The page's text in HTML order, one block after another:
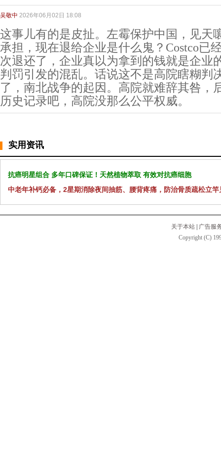
吴敬中 2026年06月02日 18:08
这事儿有的是皮扯。左霉保护中国，见天
承担，现在退给企业是什么鬼？Costco已
次退还了，企业真以为拿到的钱就是企业
判罚引发的混乱。话说这不是高院瞎糊判
了，南北战争的起因。高院就难辞其咎，
历史记录吧，高院没那么公平权威。
实用资讯
抗癌明星组合 多年口碑保证！天然植物萃取 有效对抗癌细胞
中老年补钙必备，2星期消除夜间抽筋、腰背疼痛，防治骨质疏松立竿
关于本站 | 广告服
Copyright (C)